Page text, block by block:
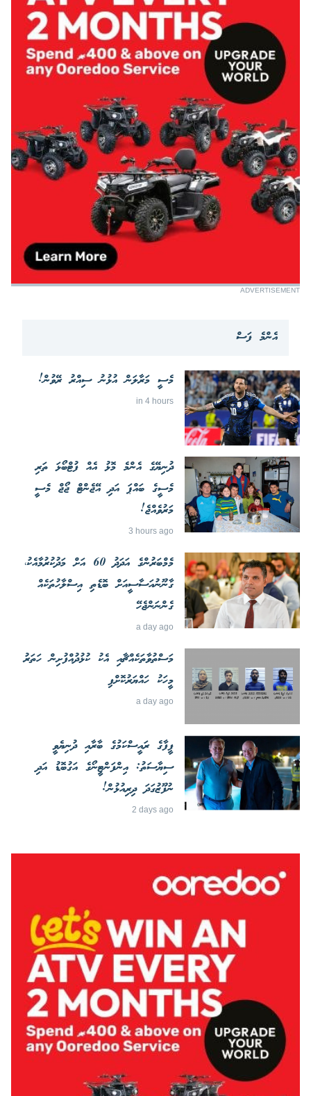
ADVERTISEMENT
އެންމެ ފަސް
މެސީ މަރާލަން އުޅުނު ސިއްރު ރޭވުން!
in 4 hours
ދުނިޔޭގެ އެންމެ މޮޅު އެއް ފުޓްބޯޅަ ތަރި
މެސީގެ ބައްޕަ އަދި އޭޖެންޓް ޖޯޖް މެސީ
މަރުވެއްޖެ!
3 hours ago
މެމްބަރުންގެ އަދަދު 60 އަށް މަދުކުރުމާއެކު،
ގާނޫނުއަސާސީއަށް ބޮޑެތި އިސްލާހުތަކެއް
ގެންނަންޖެހޭ
a day ago
މަސްތުވާތަކެއްޗާއި އެކު ކުޅުދުއްފުށިން ހަތަރު
މީހަކު ހައްޔަރުކޮށްފި
a day ago
ފީފާގެ ރައީސްކަމުގެ ބާރާއި ދުނިޔެވީ
ސިޔާސަތު: އިންފަންޓީނޯގެ އަގުބޮޑު އަދި
ނުފޫޒުގަދަ ދިރިއުޅުން!
2 days ago